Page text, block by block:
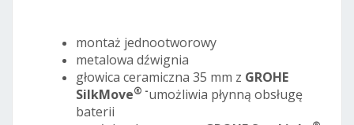
montaż jednootworowy
metalowa dźwignia
głowica ceramiczna 35 mm z GROHE
SilkMove® -umożliwia płynną obsługę
baterii